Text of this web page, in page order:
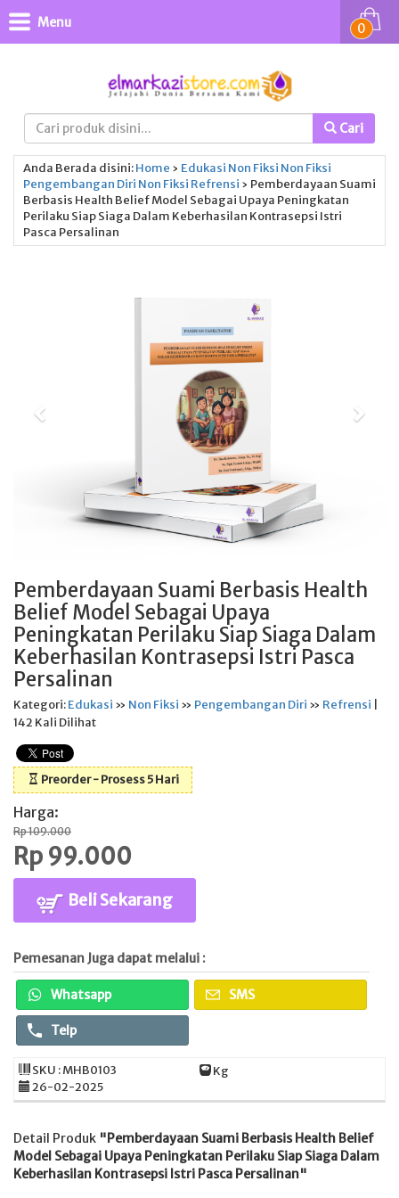
Cari
0
Menu
Anda Berada disini:Home › Edukasi Non Fiksi Non Fiksi
Pengembangan Diri Non Fiksi Refrensi › Pemberdayaan Suami
Berbasis Health Belief Model Sebagai Upaya Peningkatan
Perilaku Siap Siaga Dalam Keberhasilan Kontrasepsi Istri
Pasca Persalinan
Pemberdayaan Suami Berbasis Health
Belief Model Sebagai Upaya
Peningkatan Perilaku Siap Siaga Dalam
Keberhasilan Kontrasepsi Istri Pasca
Persalinan
Kategori:Edukasi » Non Fiksi » Pengembangan Diri » Refrensi
142 Kali Dilihat
Preorder - Prosess 5 Hari
Harga:
Rp 109.000
Rp 99.000
Beli Sekarang
Pemesanan Juga dapat melalui :
Whatsapp SMS
Telp
SKU : MHB0103
Kg
26-02-2025
Detail Produk "Pemberdayaan Suami Berbasis Health Belief
Model Sebagai Upaya Peningkatan Perilaku Siap Siaga Dalam
Keberhasilan Kontrasepsi Istri Pasca Persalinan"